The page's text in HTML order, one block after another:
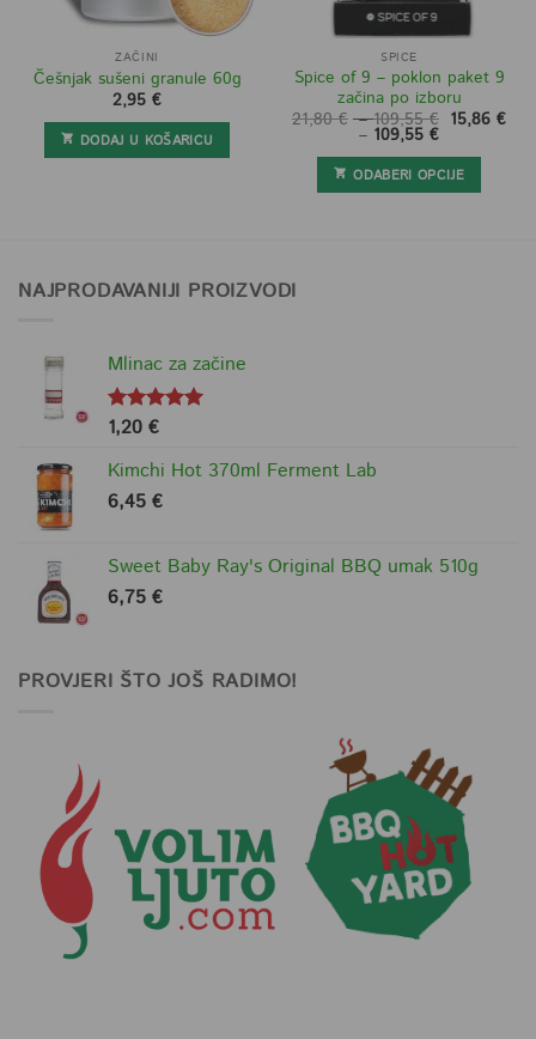
ZAČINI
Češnjak sušeni granule 60g
2,95 €
DODAJ U KOŠARICU
SPICE
Spice of 9 – poklon paket 9
začina po izboru
21,80€ – 109,55€ Raspon
cijena:
21,80 €
do
109,55 €
Izvorna
cijena
je:
21,80 €
–
15,86€
– 109,55 €Raspon
od
15,86 €
do
Trenutna
je:
15,86 €
–
ODABERI OPCIJE
NAJPRODAVANIJI PROIZVODI
Mlinac za začine
Ocjenjeno
1,20 €
Kimchi Hot 370ml Ferment Lab
6,45 €
Sweet Baby Ray's Original BBQ umak 510g
6,75 €
PROVJERI ŠTO JOŠ RADIMO!